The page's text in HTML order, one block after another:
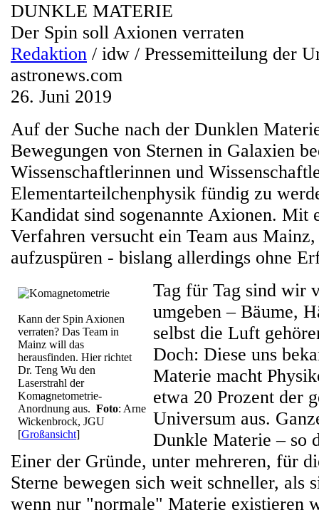
DUNKLE MATERIE
Der Spin soll Axionen verraten
Redaktion / idw / Pressemitteilung der
astronews.com
26. Juni 2019
Auf der Suche nach der Dunklen
Bewegungen von Sternen in Galaxien
Wissenschaftlerinnen und
Elementarteilchenphysik fündig zu
Kandidat sind sogenannte Axionen. Mit
Verfahren versucht ein Team aus
aufzuspüren - bislang allerdings ohne
Kann der Spin Axionen
verraten? Das Team in
Mainz will das
herausfinden. Hier richtet
Dr. Teng Wu den
Laserstrahl der
Komagnetometrie-
Anordnung aus. Foto: Arne
Wickenbrock, JGU
[Großansicht]
Tag für Tag sind wir
umgeben – Bäume,
selbst die Luft
Doch: Diese uns
Materie macht
etwa 20 Prozent der
Universum aus.
Dunkle Materie – so
Einer der Gründe, unter mehreren, für
Sterne bewegen sich weit schneller, als
wenn nur "normale" Materie existieren